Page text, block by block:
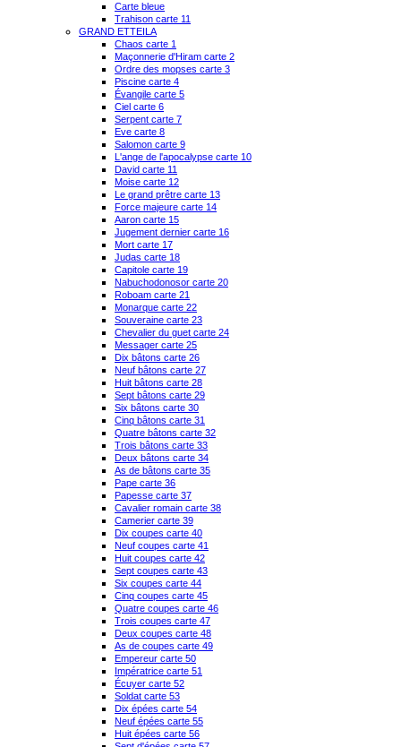
Carte bleue
Trahison carte 11
GRAND ETTEILA
Chaos carte 1
Maçonnerie d'Hiram carte 2
Ordre des mopses carte 3
Piscine carte 4
Évangile carte 5
Ciel carte 6
Serpent carte 7
Eve carte 8
Salomon carte 9
L'ange de l'apocalypse carte 10
David carte 11
Moise carte 12
Le grand prêtre carte 13
Force majeure carte 14
Aaron carte 15
Jugement dernier carte 16
Mort carte 17
Judas carte 18
Capitole carte 19
Nabuchodonosor carte 20
Roboam carte 21
Monarque carte 22
Souveraine carte 23
Chevalier du guet carte 24
Messager carte 25
Dix bâtons carte 26
Neuf bâtons carte 27
Huit bâtons carte 28
Sept bâtons carte 29
Six bâtons carte 30
Cinq bâtons carte 31
Quatre bâtons carte 32
Trois bâtons carte 33
Deux bâtons carte 34
As de bâtons carte 35
Pape carte 36
Papesse carte 37
Cavalier romain carte 38
Camerier carte 39
Dix coupes carte 40
Neuf coupes carte 41
Huit coupes carte 42
Sept coupes carte 43
Six coupes carte 44
Cinq coupes carte 45
Quatre coupes carte 46
Trois coupes carte 47
Deux coupes carte 48
As de coupes carte 49
Empereur carte 50
Impératrice carte 51
Écuyer carte 52
Soldat carte 53
Dix épées carte 54
Neuf épées carte 55
Huit épées carte 56